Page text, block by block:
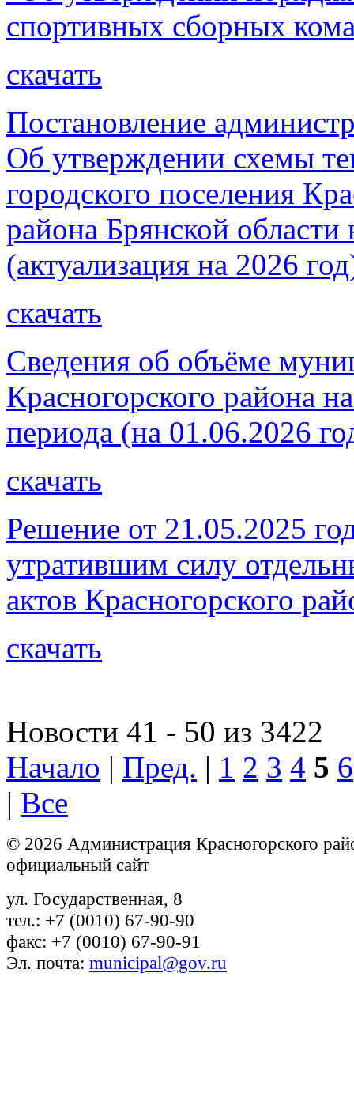
спортивных сборных
скачать
Постановление
Об утверждении схемы
городского поселения
района Брянской
(актуализация на 2026
скачать
Сведения об объёме
Красногорского района
периода (на 01.06.2026
скачать
Решение от 21.05.2025
утратившим силу
актов Красногорского
скачать
Новости 41 - 50 из 3422
Начало | Пред. | 1 2 3 4 5 6
| Все
© 2026 Администрация Красногорского
официальный сайт
ул. Государственная, 8
тел.: +7 (0010) 67-90-90
факс: +7 (0010) 67-90-91
Эл. почта: municipal@gov.ru